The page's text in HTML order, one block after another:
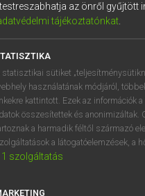
VAN ELŐFIZETÉSED?
megtekintéséhez.
az önről gyűjtött
tájékoztatónkat.
statisztikai sütiket
használatának módjáról,
kattintott. Ezek az információk
összesítettek és anonimizáltak.
a harmadik féltől származó
a látogatóelemzések, a
1 szolgáltatás
DE CN FR ES IT NL
1 2 3 4
q w e r
a s d f
í y x c